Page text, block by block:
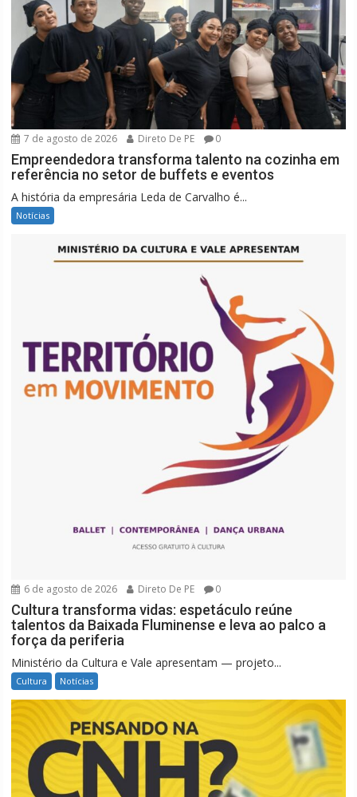
7 de agosto de 2026 Direto De PE 0
Empreendedora transforma talento na cozinha em
referência no setor de buffets e eventos
A história da empresária Leda de Carvalho é...
Notícias
6 de agosto de 2026 Direto De PE 0
Cultura transforma vidas: espetáculo reúne
talentos da Baixada Fluminense e leva ao palco a
força da periferia
Ministério da Cultura e Vale apresentam — projeto...
Cultura Notícias